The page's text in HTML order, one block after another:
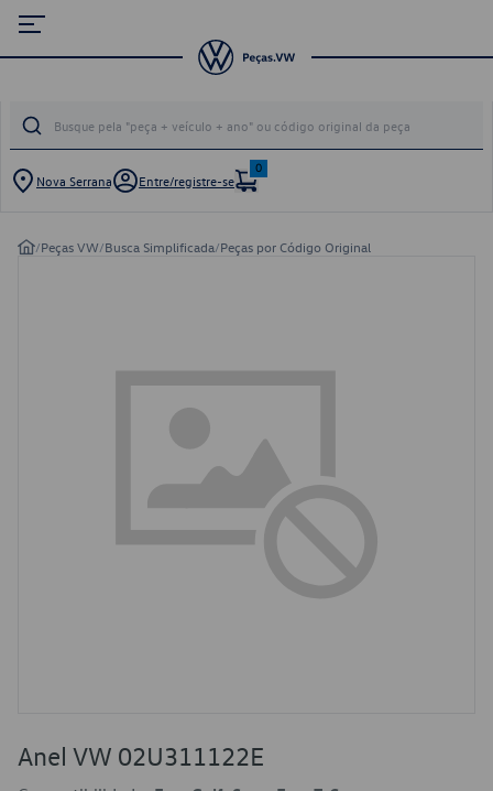
Nova Serrana Entre/registre-se
0
/Peças VW/Busca Simplificada/Peças por Código Original
Anel VW 02U311122E